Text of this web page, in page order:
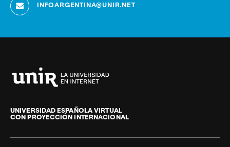
INFOARGENTINA@UNIR.NET
de
La
UNIVERSIDAD ESPAÑOLA VIRTUAL
CON PROYECCIÓN INTERNACIONAL